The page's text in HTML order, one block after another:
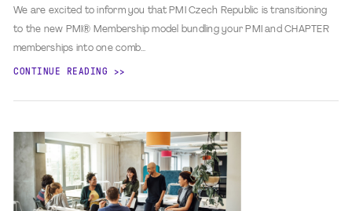
We are excited to inform you that PMI Czech Republic is transitioning
to the new PMI® Membership model bundling your PMI and CHAPTER
memberships into one comb...
CONTINUE READING